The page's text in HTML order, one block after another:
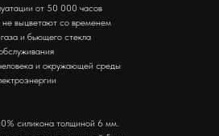
от 50 000 часов
выцветают со временем
и бьющего стекла
и окружающей среды
силикона толщиной 6 мм.